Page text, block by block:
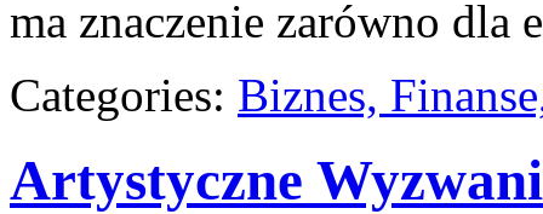
ma znaczenie zarówno dla
Categories: Biznes,
Artystyczne